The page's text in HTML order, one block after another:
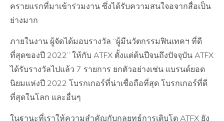
ครายแรกที่มาเข้าร่วมงาน ซึ่งได้รับความสนใจอจากสื่อเป็น
ย่างมาก
ภายในงาน ผู้จัดได้มอบรางวัล “ผู้มีนวัตกรรมฟินเทคฯ ที่ดี
ที่สุดของปี 2022” ให้กับ ATFX ตั้งแต่ต้นปีจนถึงปัจจุบัน ATFX
ได้รับรางวัลไปแล้ว 7 รายการ ยกตัวอย่างเช่น แบรนด์ยอด
นิยมแห่งปี 2022 โบรกเกอร์ที่น่าเชื่อถือที่สุด โบรกเกอร์ที่ดี
ที่สุดในโลก และอื่นๆ
ในฐานะที่เราให้ความสำคัญกับกลยุทธ์การเติบโต ATFX ยัง